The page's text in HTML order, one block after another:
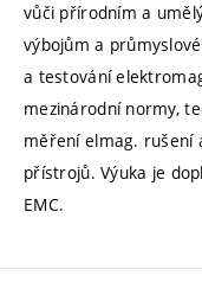
vůči přírodním a
výbojům a
a testování
mezinárodní normy,
měření elmag. rušení
přístrojů. Výuka je
EMC.